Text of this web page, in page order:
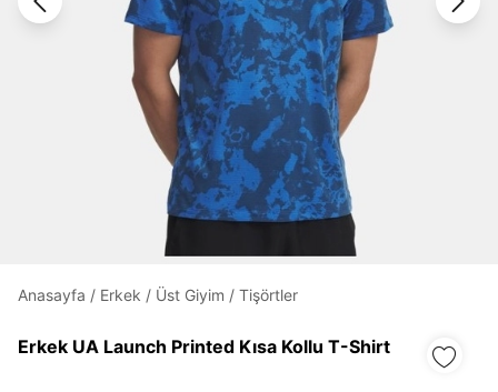
Giriş Yap
Under Armour'da yeni misiniz?Kayıt Ol
Üye Olmadan Devam Et
Anasayfa / Erkek / Üst Giyim / Tişörtler
Erkek UA Launch Printed Kısa Kollu T-Shirt
Zaten hesabın var mı? Giriş yap
Daha hızlı ödeme. Hızlı sipariş takibi.